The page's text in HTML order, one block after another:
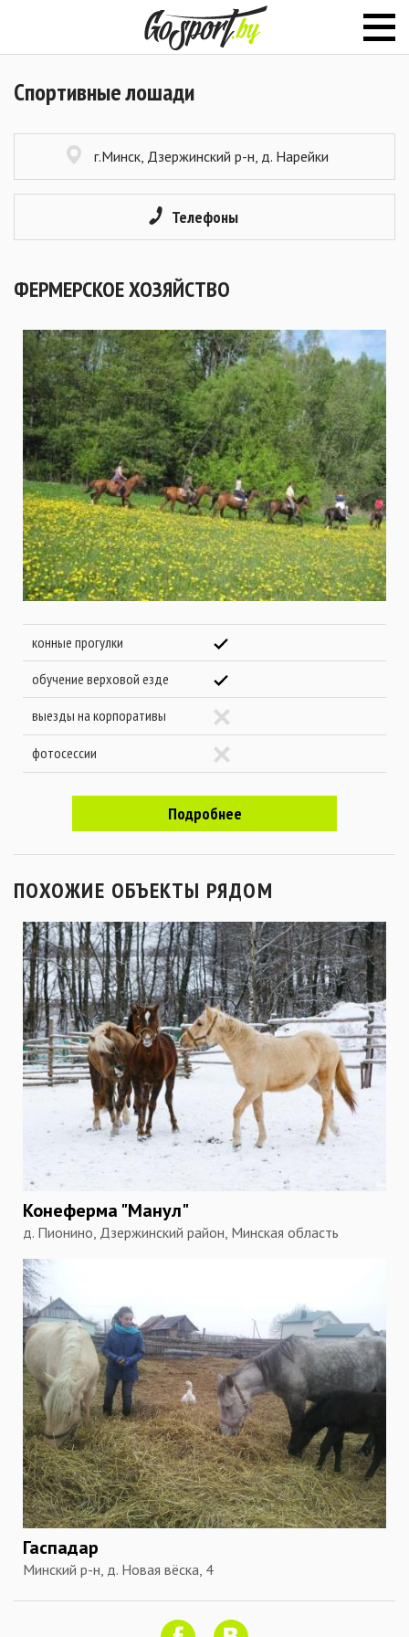
Спортивные лошади
г.Минск, Дзержинский р-н, д. Нарейки
Телефоны
ФЕРМЕРСКОЕ ХОЗЯЙСТВО
конные прогулки
обучение верховой езде
выезды на корпоративы
фотосессии
Подробнее
ПОХОЖИЕ ОБЪЕКТЫ РЯДОМ
Конеферма "Манул"
д. Пионино, Дзержинский район, Минская область
Гаспадар
Минский р-н, д. Новая вёска, 4